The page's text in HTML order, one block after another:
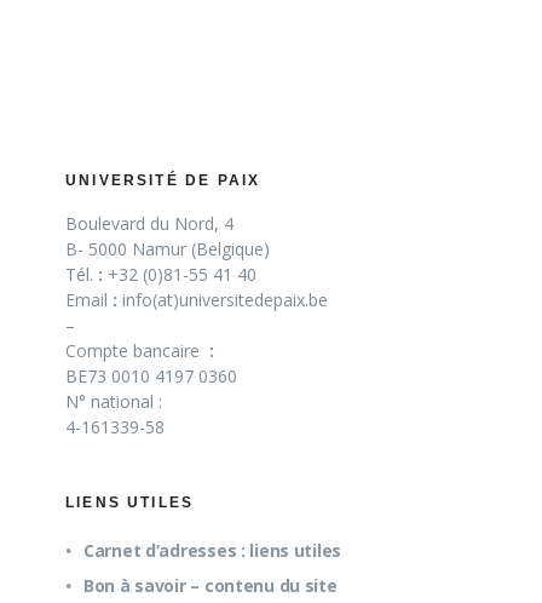
UNIVERSITÉ DE PAIX
Boulevard du Nord, 4
B- 5000 Namur (Belgique)
Tél. : +32 (0)81-55 41 40
Email : info(at)universitedepaix.be
–
Compte bancaire :
BE73 0010 4197 0360
N° national :
4-161339-58
LIENS UTILES
Carnet d’adresses : liens utiles
Bon à savoir – contenu du site